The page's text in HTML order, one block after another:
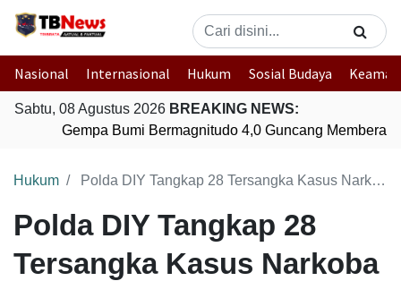
Nasional Internasional Hukum Sosial Budaya
Sabtu, 08 Agustus 2026 BREAKING NEWS:
Gempa Bumi Bermagnitudo 4,0 Guncang
Hukum Polda DIY Tangkap 28 Tersangka Kasus Narkoba dan Obat Keras
Polda DIY Tangkap 28
Tersangka Kasus Narkoba